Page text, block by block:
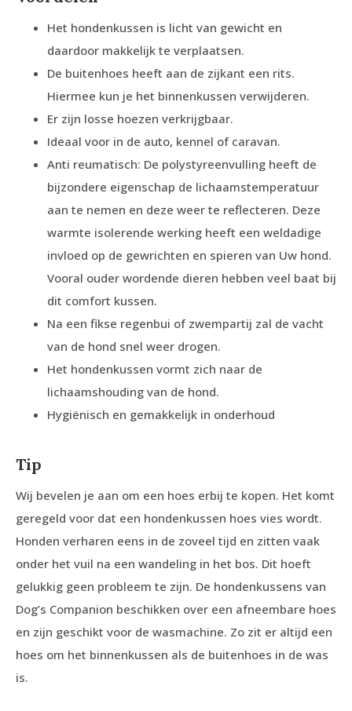
Het hondenkussen is licht van gewicht en
daardoor makkelijk te verplaatsen.
De buitenhoes heeft aan de zijkant een rits.
Hiermee kun je het binnenkussen verwijderen.
Er zijn losse hoezen verkrijgbaar.
Ideaal voor in de auto, kennel of caravan.
Anti reumatisch: De polystyreenvulling heeft de
bijzondere eigenschap de lichaamstemperatuur
aan te nemen en deze weer te reflecteren. Deze
warmte isolerende werking heeft een weldadige
invloed op de gewrichten en spieren van Uw hond.
Vooral ouder wordende dieren hebben veel baat bij
dit comfort kussen.
Na een fikse regenbui of zwempartij zal de vacht
van de hond snel weer drogen.
Het hondenkussen vormt zich naar de
lichaamshouding van de hond.
Hygiënisch en gemakkelijk in onderhoud
Tip
Wij bevelen je aan om een hoes erbij te kopen. Het komt
geregeld voor dat een hondenkussen hoes vies wordt.
Honden verharen eens in de zoveel tijd en zitten vaak
onder het vuil na een wandeling in het bos. Dit hoeft
gelukkig geen probleem te zijn. De hondenkussens van
Dog’s Companion beschikken over een afneembare hoes
en zijn geschikt voor de wasmachine. Zo zit er altijd een
hoes om het binnenkussen als de buitenhoes in de was
is.